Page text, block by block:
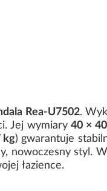
Rea-U7502.
Jej wymiary40 ×
kg) gwarantuje
nowoczesny styl.
łazience.